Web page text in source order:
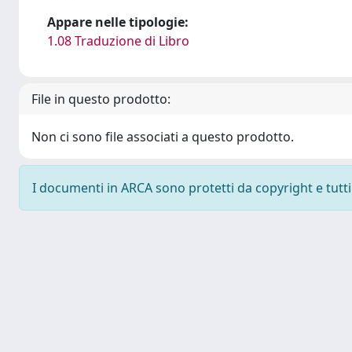
Appare nelle tipologie:
1.08 Traduzione di Libro
File in questo prodotto:
Non ci sono file associati a questo prodotto.
I documenti in ARCA sono protetti da copyright e